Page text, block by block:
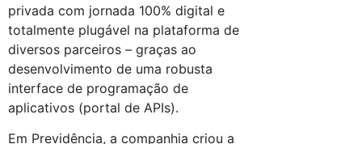
privada com jornada 100% digital e
totalmente plugável na plataforma de
diversos parceiros – graças ao
desenvolvimento de uma robusta
interface de programação de
aplicativos (portal de APIs).
Em Previdência, a companhia criou a